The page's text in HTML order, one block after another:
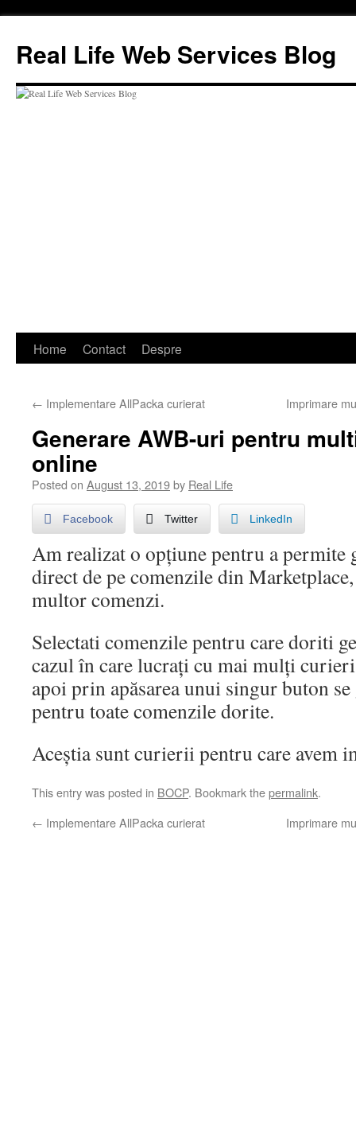
content
Real Life Web Services Blog
Home Contact Despre
← Implementare AllPacka curierat Imprimare
Generare AWB-uri pentru
online
Posted on August 13, 2019by Real Life
Facebook Twitter LinkedIn
Am realizat o opțiune pentru a
direct de pe comenzile din
multor comenzi.
Selectati comenzile pentru care doriti
cazul în care lucrați cu mai mulți
apoi prin apăsarea unui singur buton
pentru toate comenzile dorite.
Aceștia sunt curierii pentru care avem
This entry was posted in BOCP. Bookmark thepermalink.
← Implementare AllPacka curierat Imprimare